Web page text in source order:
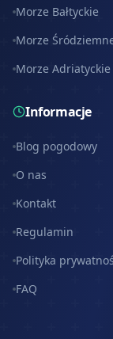
Morze Bałtyckie
Morze
Morze Adriatyckie
Informacje
Blog pogodowy
O nas
Kontakt
Regulamin
Polityka
FAQ